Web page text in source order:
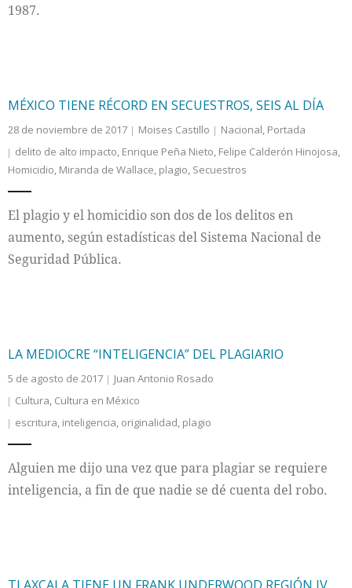
1987.
MÉXICO TIENE RÉCORD EN SECUESTROS, SEIS AL DÍA
28 de noviembre de 2017 Moises Castillo Nacional Portada
delito de alto impacto Enrique Peña Nieto Felipe Calderón Hinojosa
Homicidio Miranda de Wallace plagio Secuestros
El plagio y el homicidio son dos de los delitos en
aumento, según estadísticas del Sistema Nacional de
Seguridad Pública.
LA MEDIOCRE “INTELIGENCIA” DEL PLAGIARIO
5 de agosto de 2017
Juan Antonio Rosado
Cultura Cultura en México
escritura inteligencia originalidad plagio
Alguien me dijo una vez que para plagiar se requiere
inteligencia, a fin de que nadie se dé cuenta del robo.
TLAXCALA TIENE UN FRANK UNDERWOOD REGIÓN IV